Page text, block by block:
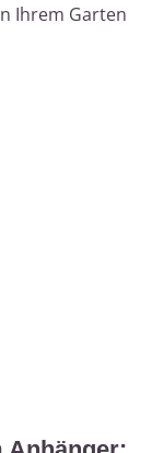
Ihrem Garten